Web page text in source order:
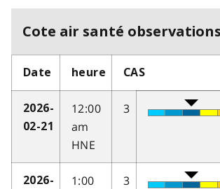
Cote air santé
Date heure CAS
2026-
02-21
12:00
am
HNE
3
2026-
1:00
3